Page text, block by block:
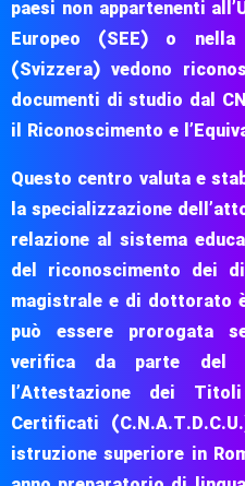
paesi non appartenenti
Europeo (SEE) o nella
(Svizzera) vedono
documenti di studio dal
il Riconoscimento e
Questo centro valuta e
la specializzazione
relazione al sistema
del riconoscimento dei
magistrale e di dottorato
può essere prorogata
verifica da parte del
l’Attestazione dei
Certificati
istruzione superiore in